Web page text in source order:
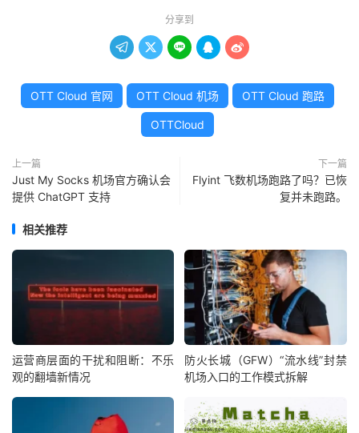
分享到
    
OTT Cloud 官网 OTT Cloud 机场 OTT Cloud 跑路
OTTCloud
上一篇
Just My Socks 机场官方确认会
提供 ChatGPT 支持
下一篇
Flyint 飞数机场跑路了吗？已恢
复并未跑路。
相关推荐
运营商层面的干扰和阻断：不乐
观的翻墙新情况
防火长城（GFW）“流水线”封禁
机场入口的工作模式拆解